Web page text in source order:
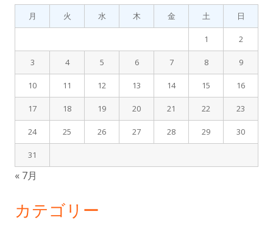
月
火 水 木 金 土 日
1 2
3 4 5 6 7 8 9
10 11 12 13 14 15 16
17 18 19 20 21 22 23
24 25 26 27 28 29 30
31
« 7月
カテゴリー